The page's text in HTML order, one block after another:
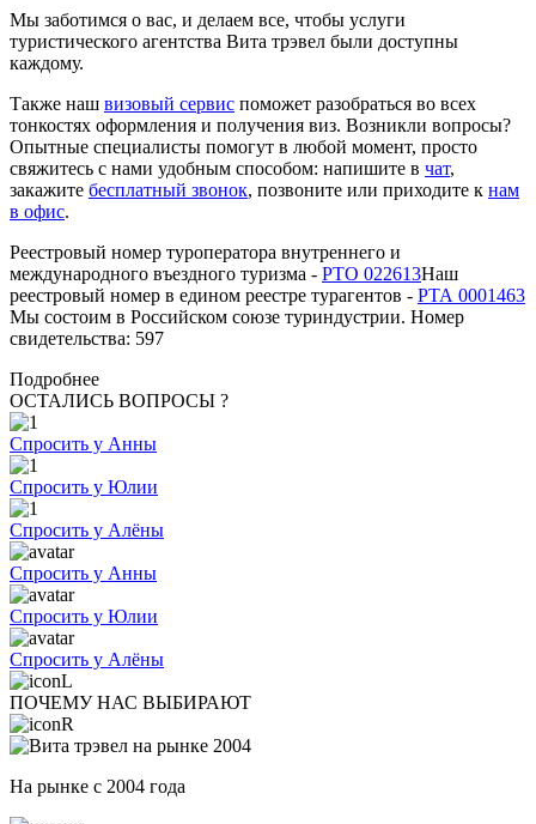
Мы заботимся о вас, и делаем все, чтобы услуги
туристического агентства Вита трэвел были доступны
каждому.
Также наш визовый сервис поможет разобраться во всех
тонкостях оформления и получения виз. Возникли вопросы?
Опытные специалисты помогут в любой момент, просто
свяжитесь с нами удобным способом: напишите в чат,
закажите бесплатный звонок, позвоните или приходите к нам
в офис.
Реестровый номер туроператора внутреннего и
международного въездного туризма - РТО 022613Наш
реестровый номер в едином реестре турагентов - РТА 0001463
Мы состоим в Российском союзе туриндустрии. Номер
свидетельства: 597
Подробнее
ОСТАЛИСЬ ВОПРОСЫ ?
Спросить у Анны
Спросить у Юлии
Спросить у Алёны
Спросить у Анны
Спросить у Юлии
Спросить у Алёны
ПОЧЕМУ НАС ВЫБИРАЮТ
На рынке с 2004 года